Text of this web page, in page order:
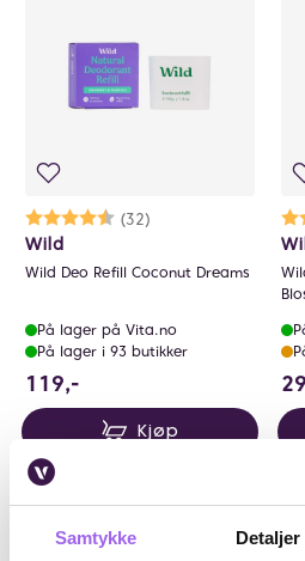
Samtykke Detaljer
Karakter:
(32)
4.9 av 5 mulige
Wild
Wild Deo Refill Coconut Dreams
På lager på Vita.no
På lager i 93 butikker
119,-
Kjøp